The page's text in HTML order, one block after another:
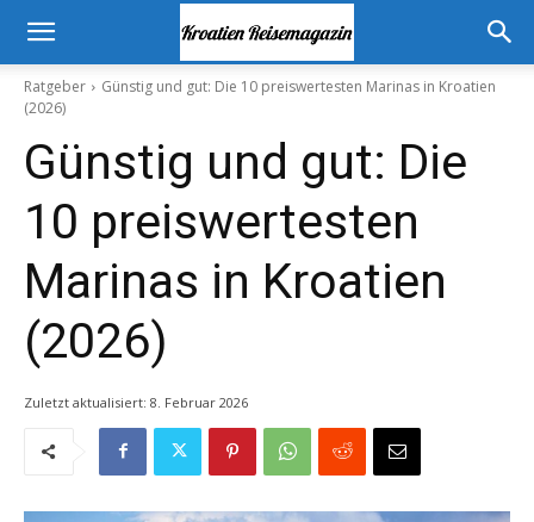
Ratgeber
Günstig und gut: Die 10 preiswertesten Marinas in Kroatien
(2026)
Günstig und gut: Die
10 preiswertesten
Marinas in Kroatien
(2026)
Zuletzt aktualisiert: 8. Februar 2026